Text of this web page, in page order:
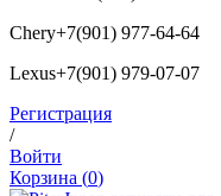
Chery+7(901) 977-64-64
Lexus+7(901) 979-07-07
Регистрация
/
Войти
Корзина (0)